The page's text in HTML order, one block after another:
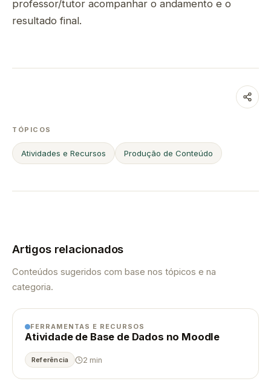
professor/tutor acompanhar o andamento e o
resultado final.
TÓPICOS
Atividades e Recursos Produção de Conteúdo
Artigos relacionados
Conteúdos sugeridos com base nos tópicos e na
categoria.
FERRAMENTAS E RECURSOS
Atividade de Base de Dados no Moodle
Referência 2 min